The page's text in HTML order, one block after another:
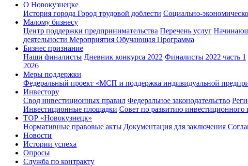
О Новокузнецке
История города Город трудовой доблести Социально-
Малому бизнесу
Центр поддержки предпринимательства Перечень услуг
деятельности Мероприятия Обучающая Программа
Бизнес признание
Наши финалисты Дневник конкурса 2022 Финалисты 2022 часть 1
2026
Меры поддержки
Федеральный проект «МСП и поддержка индивидуальной
Инвестору
Свод инвестиционных правил Федеральное законодательство
Инвестиционные площадки Совет по развитию инвестиционного
ТОР «Новокузнецк»
Нормативные правовые акты Документация для заключения
Новости
Истории успеха
Опросы
Служба по контракту